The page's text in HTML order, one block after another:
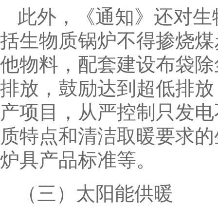
此外，《通知》还对
括生物质锅炉不得掺烧
他物料，配套建设布袋
排放，鼓励达到超低排
产项目，从严控制只发
质特点和清洁取暖要求
炉具产品标准等。
（三）太阳能供暖